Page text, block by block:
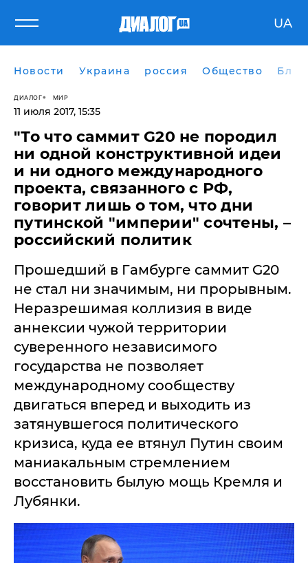
UA
Новости Украина россия Общество
ДИАЛОГ МИР
11 июля 2017, 15:35
"То что саммит G20 не породил
ни одной конструктивной идеи
и ни одного международного
проекта, связанного с РФ,
говорит лишь о том, что дни
путинской "империи" сочтены, –
российский политик
Прошедший в Гамбурге саммит G20
не стал ни значимым, ни прорывным.
Неразрешимая коллизия в виде
аннексии чужой территории
суверенного независимого
государства не позволяет
международному сообществу
двигаться вперед и выходить из
затянувшегося политического
кризиса, куда ее втянул Путин своим
маниакальным стремлением
восстановить былую мощь Кремля и
Лубянки.